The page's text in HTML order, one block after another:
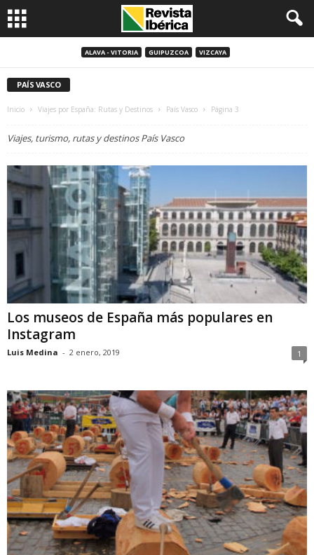
ALAVA - VITORIA GUIPUZCOA VIZCAYA
PAÍS VASCO
Inicio Viajes por España: Rutas y Destinos País Vasco Página 3
Viajes, turismo, rutas y destinos País Vasco
Los museos de España más populares en
Instagram
Luis Medina - 2 enero, 2019 1